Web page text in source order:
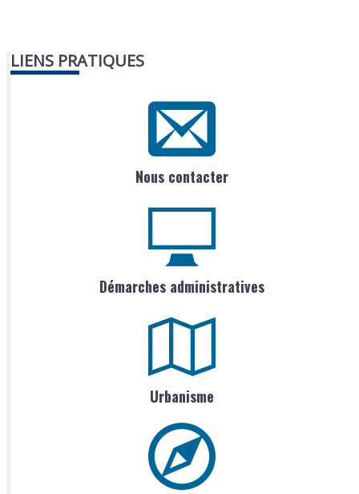
LIENS PRATIQUES
Nous contacter
Démarches administratives
Urbanisme